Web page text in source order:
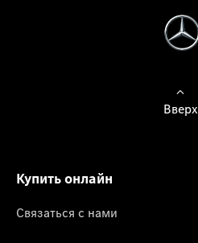
Вверх
Купить онлайн
Связаться с нами